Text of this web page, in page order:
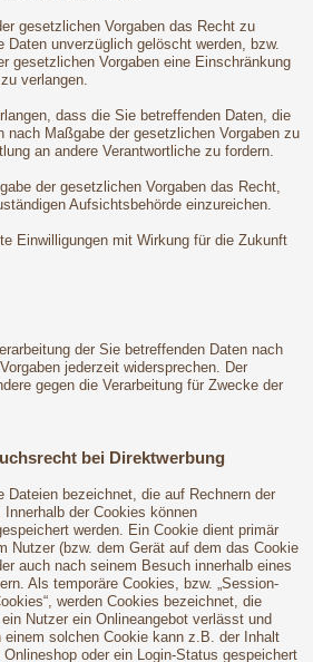
gesetzlichen Vorgaben das Recht zu
Daten unverzüglich gelöscht werden, bzw.
gesetzlichen Vorgaben eine Einschränkung
verlangen.
dass die Sie betreffenden Daten, die
nach Maßgabe der gesetzlichen Vorgaben zu
an andere Verantwortliche zu fordern.
der gesetzlichen Vorgaben das Recht,
Aufsichtsbehörde einzureichen.
Einwilligungen mit Wirkung für die Zukunft
der Sie betreffenden Daten nach
jederzeit widersprechen. Der
gegen die Verarbeitung für Zwecke der
bei Direktwerbung
Dateien bezeichnet, die auf Rechnern der
der Cookies können
werden. Ein Cookie dient primär
Nutzer (bzw. dem Gerät auf dem das Cookie
auch nach seinem Besuch innerhalb eines
Als temporäre Cookies, bzw. „Session-
werden Cookies bezeichnet, die
Nutzer ein Onlineangebot verlässt und
solchen Cookie kann z.B. der Inhalt
oder ein Login-Status gespeichert